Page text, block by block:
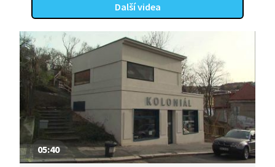
Další videa
05:40